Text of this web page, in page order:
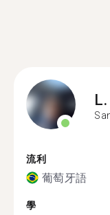
L.
流利
葡萄牙語
學